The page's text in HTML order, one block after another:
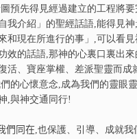
預先得見經過建立的工程將
我介紹」的聖經話語,能得見
和現在所進行的事」,可以看
效的話語,那神的心裏口裏出
活、寶座掌權、差派聖靈而成
的心懷意念,成為我們的靈眼
,與神交通同行!
們同在,也保護、引導、成就我